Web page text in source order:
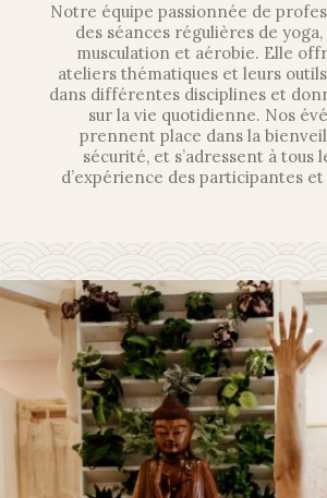
Notre équipe passionnée de
des séances régulières de
musculation et aérobie. Elle
ateliers thématiques et leurs
dans différentes disciplines et
sur la vie quotidienne. Nos
prennent place dans la
sécurité, et s’adressent à tous
d’expérience des participantes